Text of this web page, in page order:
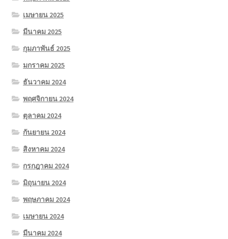
เมษายน 2025
มีนาคม 2025
กุมภาพันธ์ 2025
มกราคม 2025
ธันวาคม 2024
พฤศจิกายน 2024
ตุลาคม 2024
กันยายน 2024
สิงหาคม 2024
กรกฎาคม 2024
มิถุนายน 2024
พฤษภาคม 2024
เมษายน 2024
มีนาคม 2024